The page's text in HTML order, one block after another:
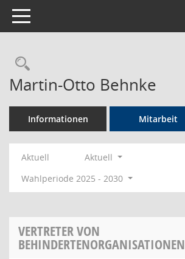
Toggle navigation
Rechercheauswahl
Martin-Otto Behnke
Informationen Mitarbeit
Aktuell
Aktuell
Wahlperiode 2025 - 2030
VERTRETER VON
BEHINDERTENORGANISATIONEN